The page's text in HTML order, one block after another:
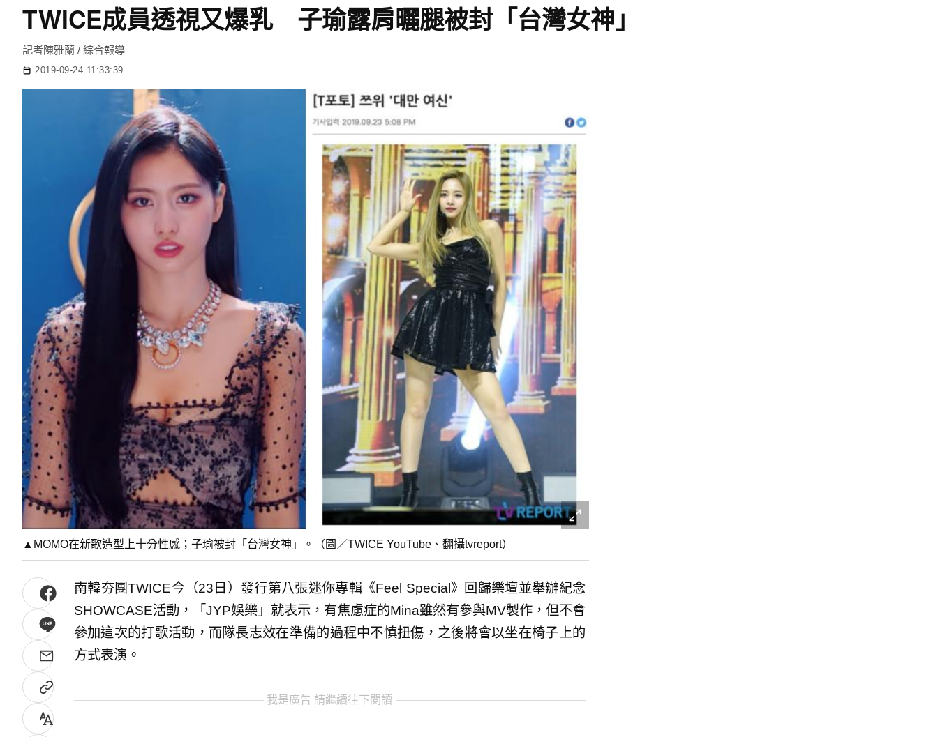
TWICE成員透視又爆乳 子瑜露肩曬腿被封「台灣女神」
記者陳雅蘭 / 綜合報導
2019-09-24 11:33:39
▲MOMO在新歌造型上十分性感；子瑜被封「台灣女神」。（圖／TWICE YouTube、翻攝tvreport）
南韓夯團TWICE今（23日）發行第八張迷你專輯《Feel Special》回歸樂壇並舉辦紀念
SHOWCASE活動，「JYP娛樂」就表示，有焦慮症的Mina雖然有參與MV製作，但不會
參加這次的打歌活動，而隊長志效在準備的過程中不慎扭傷，之後將會以坐在椅子上的
方式表演。
我是廣告 請繼續往下閱讀